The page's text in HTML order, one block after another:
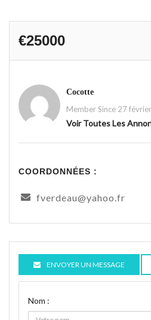
€25000
Cocotte
Member Since 27
Voir Toutes Les
COORDONNÉES :
fverdeau@yahoo.fr
ENVOYER UN MESSAGE
Nom :